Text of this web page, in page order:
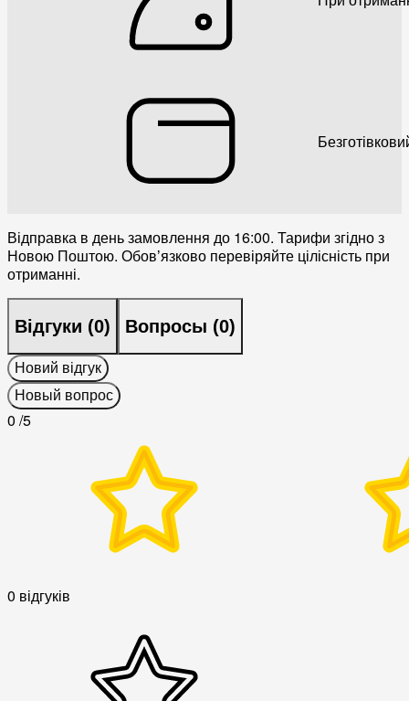
Відправка в день замовлення до 16:00. Тарифи згідно з
Новою Поштою. Обовʼязково перевіряйте цілісність при
отриманні.
Відгуки (0) Вопросы (0)
Новий відгук
Новый вопрос
0 /5
0 відгуків